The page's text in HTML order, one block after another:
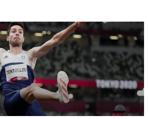
στο Ταμείο τα χρήματα που
την υλοποίηση του προϋπολογισμού
δράσεων και έργων έχουμε
μια χρονιά όπου οι υποχρεώσεις
συμμετοχών είναι
ο κ. Χριστοφόρου.